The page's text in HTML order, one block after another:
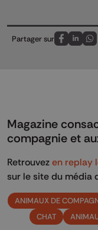
Partager sur
Partagez
Magazine
compagnie et
Retrouvez en replay
sur le site du média
ANIMAUX DE
CHAT